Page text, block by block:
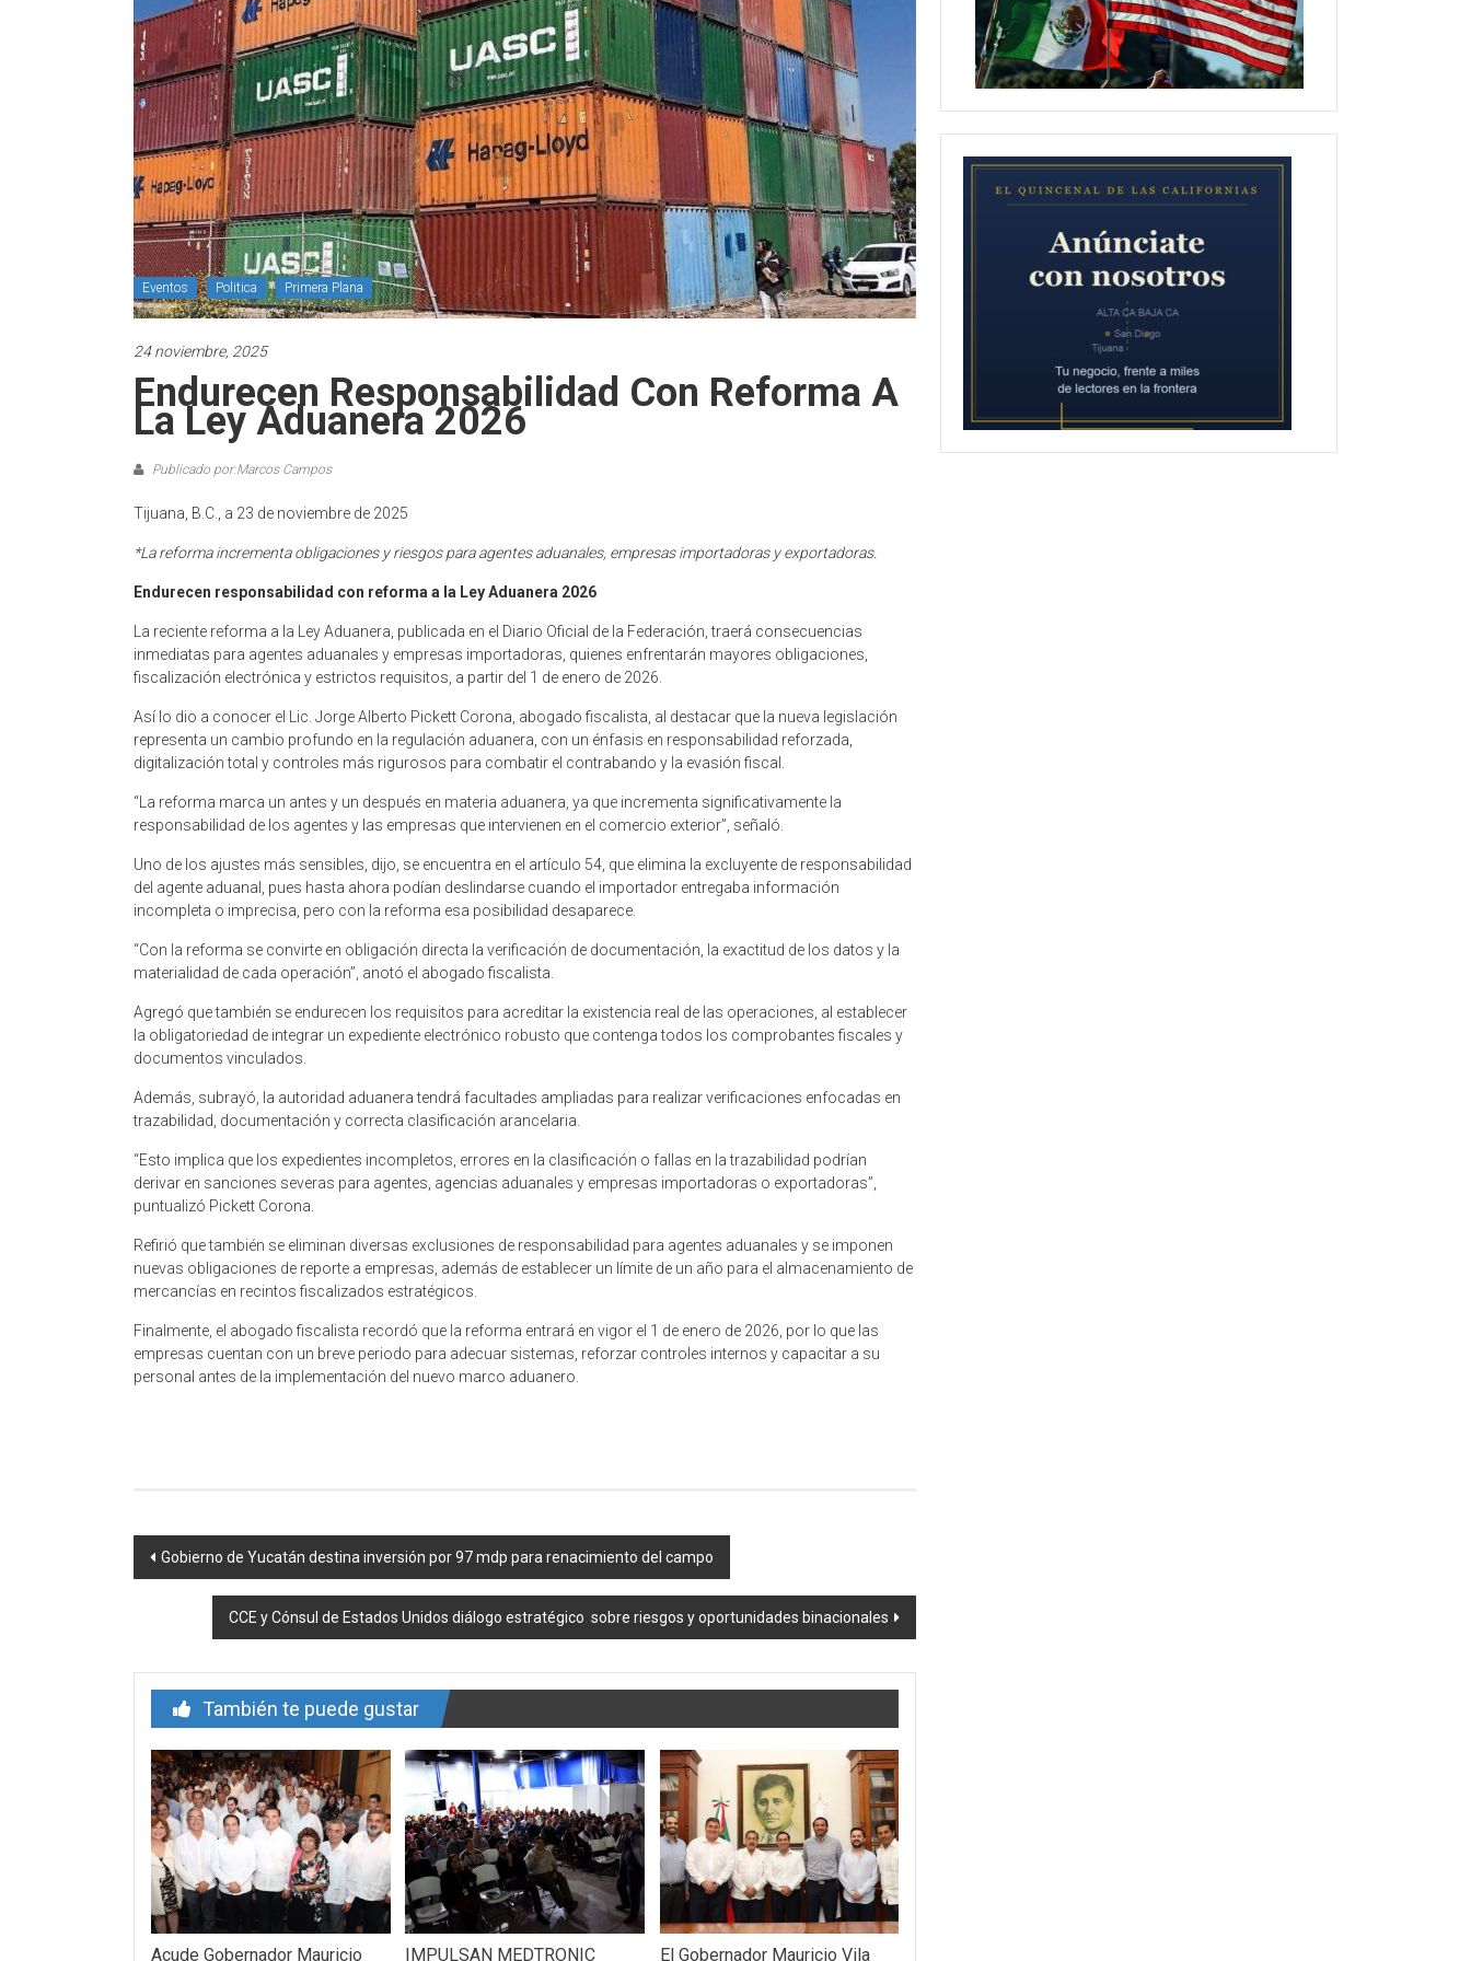
Eventos Politica Primera Plana
24 noviembre, 2025
Endurecen Responsabilidad Con Reforma A
La Ley Aduanera 2026
Publicado por:Marcos Campos
Tijuana, B.C., a 23 de noviembre de 2025
*La reforma incrementa obligaciones y riesgos para agentes aduanales, empresas importadoras y exportadoras.
Endurecen responsabilidad con reforma a la Ley Aduanera 2026
La reciente reforma a la Ley Aduanera, publicada en el Diario Oficial de la Federación, traerá consecuencias
inmediatas para agentes aduanales y empresas importadoras, quienes enfrentarán mayores obligaciones,
fiscalización electrónica y estrictos requisitos, a partir del 1 de enero de 2026.
Así lo dio a conocer el Lic. Jorge Alberto Pickett Corona, abogado fiscalista, al destacar que la nueva legislación
representa un cambio profundo en la regulación aduanera, con un énfasis en responsabilidad reforzada,
digitalización total y controles más rigurosos para combatir el contrabando y la evasión fiscal.
“La reforma marca un antes y un después en materia aduanera, ya que incrementa significativamente la
responsabilidad de los agentes y las empresas que intervienen en el comercio exterior”, señaló.
Uno de los ajustes más sensibles, dijo, se encuentra en el artículo 54, que elimina la excluyente de responsabilidad
del agente aduanal, pues hasta ahora podían deslindarse cuando el importador entregaba información
incompleta o imprecisa, pero con la reforma esa posibilidad desaparece.
“Con la reforma se convirte en obligación directa la verificación de documentación, la exactitud de los datos y la
materialidad de cada operación”, anotó el abogado fiscalista.
Agregó que también se endurecen los requisitos para acreditar la existencia real de las operaciones, al establecer
la obligatoriedad de integrar un expediente electrónico robusto que contenga todos los comprobantes fiscales y
documentos vinculados.
Además, subrayó, la autoridad aduanera tendrá facultades ampliadas para realizar verificaciones enfocadas en
trazabilidad, documentación y correcta clasificación arancelaria.
“Esto implica que los expedientes incompletos, errores en la clasificación o fallas en la trazabilidad podrían
derivar en sanciones severas para agentes, agencias aduanales y empresas importadoras o exportadoras”,
puntualizó Pickett Corona.
Refirió que también se eliminan diversas exclusiones de responsabilidad para agentes aduanales y se imponen
nuevas obligaciones de reporte a empresas, además de establecer un límite de un año para el almacenamiento de
mercancías en recintos fiscalizados estratégicos.
Finalmente, el abogado fiscalista recordó que la reforma entrará en vigor el 1 de enero de 2026, por lo que las
empresas cuentan con un breve periodo para adecuar sistemas, reforzar controles internos y capacitar a su
personal antes de la implementación del nuevo marco aduanero.
Navegación
entrada
Gobierno de Yucatán destina inversión por 97 mdp para renacimiento del campo
CCE y Cónsul de Estados Unidos diálogo estratégico sobre riesgos y oportunidades binacionales
También te puede gustar
Acude Gobernador Mauricio IMPULSAN MEDTRONIC El Gobernador Mauricio Vila